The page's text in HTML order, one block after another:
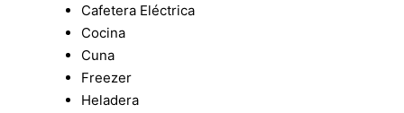
Cafetera Eléctrica
Cocina
Cuna
Freezer
Heladera